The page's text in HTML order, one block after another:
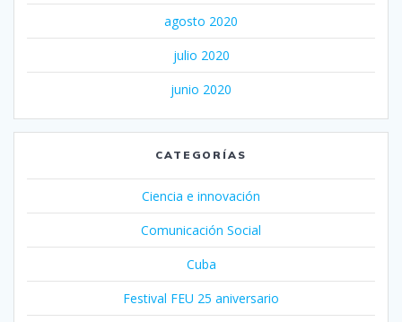
agosto 2020
julio 2020
junio 2020
CATEGORÍAS
Ciencia e innovación
Comunicación Social
Cuba
Festival FEU 25 aniversario